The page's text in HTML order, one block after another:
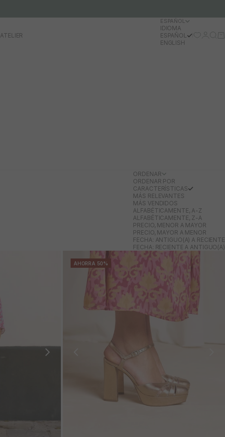
ATELIER
ESPAÑOL
IDIOMA
ESPAÑOL
ENGLISH
Iniciar
ORDENAR
ORDENAR POR
CARACTERÍSTICAS
MÁS RELEVANTES
MÁS VENDIDOS
ALFABÉTICAMENTE, A-Z
ALFABÉTICAMENTE, Z-A
PRECIO, MENOR A MAYOR
PRECIO, MAYOR A MENOR
FECHA: ANTIGUO(A) A RECIENTE
FECHA: RECIENTE A ANTIGUO(A)
AHORRA 50%